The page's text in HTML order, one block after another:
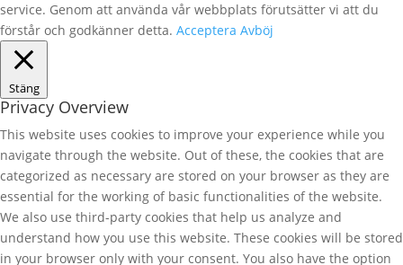
service. Genom att använda vår webbplats förutsätter vi att du
förstår och godkänner detta. Acceptera Avböj
Stäng
Privacy Overview
This website uses cookies to improve your experience while you
navigate through the website. Out of these, the cookies that are
categorized as necessary are stored on your browser as they are
essential for the working of basic functionalities of the website.
We also use third-party cookies that help us analyze and
understand how you use this website. These cookies will be stored
in your browser only with your consent. You also have the option